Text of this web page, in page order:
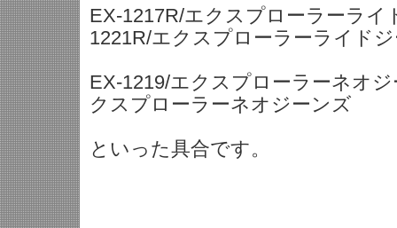
EX-1217R/エクスプローラーラ
1221R/エクスプローラーライド
EX-1219/エクスプローラーネオ
クスプローラーネオジーンズ
といった具合です。